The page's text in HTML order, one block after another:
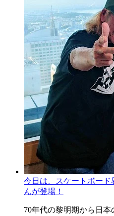
今日は、スケートボード
んが登場！
70年代の黎明期から日